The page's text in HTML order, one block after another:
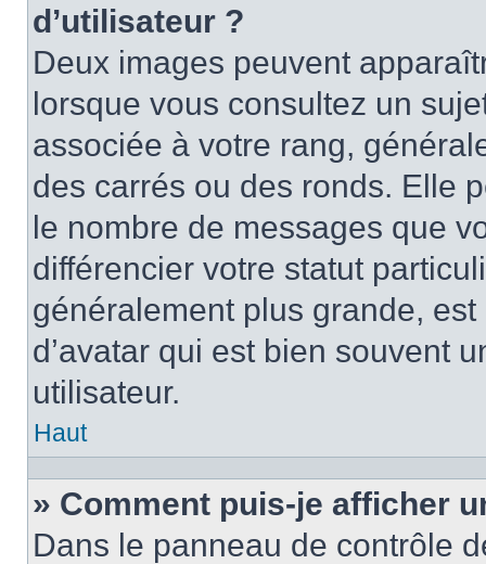
d’utilisateur ?
Deux images peuvent
lorsque vous consultez un
associée à votre rang,
des carrés ou des ronds. Elle
le nombre de messages que
différencier votre statut
généralement plus grande,
d’avatar qui est bien souvent
utilisateur.
Haut
» Comment puis-je afficher
Dans le panneau de contrôle